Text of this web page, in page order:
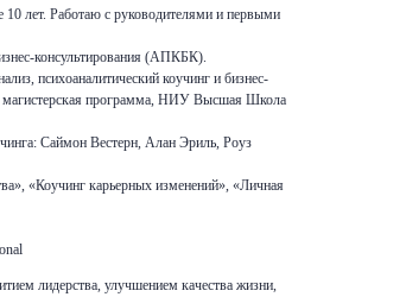
10 лет. Работаю с руководителями и первыми
консультирования (АПКБК).
психоаналитический коучинг и бизнес-
магистерская программа, НИУ Высшая Школа
Саймон Вестерн, Алан Эриль, Роуз
«Коучинг карьерных изменений», «Личная
лидерства, улучшением качества жизни,